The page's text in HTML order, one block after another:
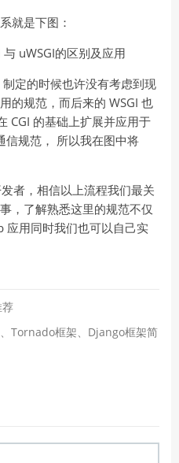
就是下图：
定的时候也许没有考虑到现
的规范，而后来的 WSGI 也
CGI 的基础上扩展并应用于
信规范， 所以我在图中将
者，相信以上流程我们最关
，了解熟悉这里的规范不仅
应用同时我们也可以自己实
荐
Tornado框架、Django框架简